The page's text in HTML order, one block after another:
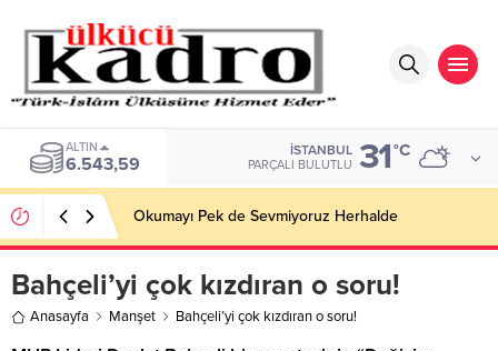
ALTIN
6.543,59
İSTANBUL
PARÇALI BULUTLU 31°C
Okumayı Pek de Sevmiyoruz Herhalde
Bahçeli’yi çok kızdıran o soru!
Anasayfa Manşet Bahçeli’yi çok kızdıran o soru!